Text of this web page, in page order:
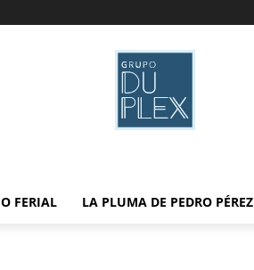
FERIAL LA PLUMA DE PEDRO PÉREZ